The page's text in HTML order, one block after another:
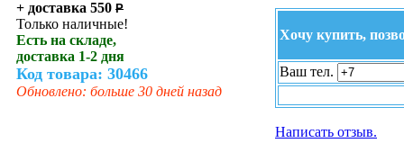
+ доставка 550 P
Только наличные!
Есть на складе,
доставка 1-2 дня
Код товара: 30466
Обновлено: больше 30 дней назад
Хочу купить,
Ваш тел.
Написать отзыв.